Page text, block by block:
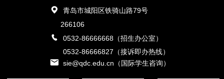
青岛市城阳区铁骑山路79号
266106
0532-86666668（招生办公室）
0532-86666827（接诉即办热线）
sie@qdc.edu.cn（国际学生咨询）